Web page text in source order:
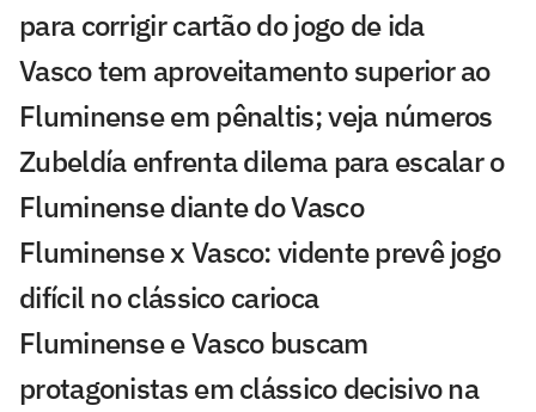
para corrigir cartão do jogo de ida
Vasco tem aproveitamento superior ao
Fluminense em pênaltis; veja números
Zubeldía enfrenta dilema para escalar o
Fluminense diante do Vasco
Fluminense x Vasco: vidente prevê jogo
difícil no clássico carioca
Fluminense e Vasco buscam
protagonistas em clássico decisivo na